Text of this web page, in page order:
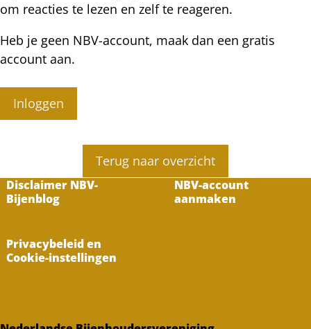
om reacties te lezen en zelf te reageren.
Heb je geen NBV-account, maak dan een gratis
account aan.
Inloggen
Terug naar overzicht
Disclaimer NBV-
Bijenblog
NBV-account
aanmaken
Privacybeleid en
Cookie-instellingen